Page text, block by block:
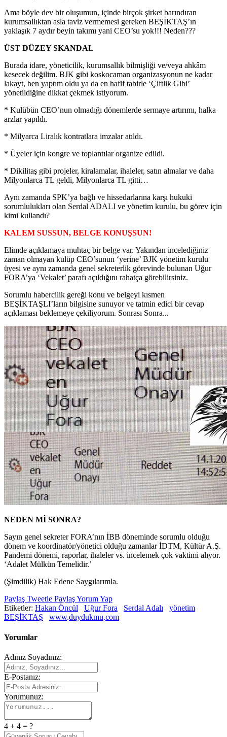
Ama böyle dev bir oluşumun, içinde birçok şirket barındıran
kurumsallıktan asla taviz vermemesi gereken BEŞİKTAŞ’ın
yaklaşık 7 aydır beyin takımı yani CEO’su yok!!! Neden???
ÜST DÜZEY SKANDAL
Burada idare, yöneticilik, kurumsallık bilmişliği ve/veya ahkâm
kesecek değilim. BJK gibi koskocaman organizasyonun ne kadar
lakayt, ben yaptım oldu ya da en hafif tabirle ‘Çiftlik Gibi’
yönetildiğine dikkat çekmek istiyorum.
* Kulübün CEO’nun olmadığı dönemlerde sermaye artırımı, halka
arzlar yapıldı.
* Milyarca Liralık kontratlara imzalar atıldı.
* Üyeler için kongre ve toplantılar organize edildi.
* Dikilitaş gibi projeler, kiralamalar, ihaleler, satın almalar ve daha
Milyonlarca TL geldi, Milyonlarca TL gitti…
Aynı zamanda SPK’ya bağlı ve hissedarlarına karşı hukuki
sorumlulukları olan Serdal ADALI ve yönetim kurulu, bu görev için
kimi kullandı?
KALEM SUSSUN, BELGE KONUŞSUN!
Elimde açıklamaya muhtaç bir belge var. Yakından incelediğiniz
zaman olmayan kulüp CEO’sunun ‘yerine’ BJK yönetim kurulu
üyesi ve aynı zamanda genel sekreterlik görevinde bulunan Uğur
FORA’ya ‘Vekalet’ parafı açıldığını rahatça görebilirsiniz.
Sorumlu habercilik gereği konu ve belgeyi kısmen
BEŞİKTAŞLI’ların bilgisine sunuyor ve tatmin edici bir cevap
açıklaması beklemeye çekiliyorum. Sonrası Sonra...
NEDEN Mİ SONRA?
Sayın genel sekreter FORA’nın İBB döneminde sorumlu olduğu
dönem ve koordinatör/yönetici olduğu zamanlar İDTM, Kültür A.Ş.
Pandemi dönemi, raporlar, ihaleler vs. incelemek çok vaktimi alıyor.
‘Adalet Mülkün Temelidir.’
(Şimdilik) Hak Edene Saygılarımla.
Paylaş Tweetle PaylaşYorum Yap
Etiketler: Hakan Öncül Uğur Fora Serdal Adalı
yönetim
BEŞİKTAŞ
www.duydukmu.com
Yorumlar
Adınız Soyadınız:
E-Postanız:
Yorumunuz:
4 + 4 = ?